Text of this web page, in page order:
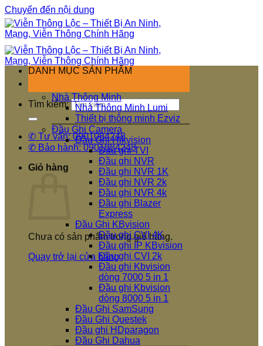
Chuyển đến nội dung
Tìm kiếm:
✆ Tư vấn: 0901084248
✆ Bảo hành: 0901084248
Giỏ hàng
Chưa có sản phẩm trong giỏ hàng.
Quay trở lại cửa hàng
DANH MỤC SẢN PHẨM
Nhà Thông Minh
Nhà Thông Minh Lumi
Thiết bị thông minh Ezviz
Đầu Ghi Camera
Đầu Ghi Hikvision
Đầu ghi TVI
Đầu ghi NVR
Đầu ghi NVR 1K
Đầu ghi NVR 2k
Đầu ghi NVR 4k
Đầu ghi Blazer
Express
Đầu Ghi KBvision
Đầu ghi CVI 4K
Đầu ghi IP KBvision
Đầu ghi CVI 2k
Đầu ghi Kbvision
dòng 7000 5 in 1
Đầu ghi Kbvision
dòng 8000 5 in 1
Đầu Ghi SamSung
Đầu Ghi Questek
Đầu ghi HDparagon
Đầu Ghi Dahua